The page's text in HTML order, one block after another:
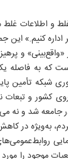
و اطلاعات
اداره کنیم.»
و
که به فاصله
شبکه تأمین
و تبعات ناشی
جامعه شد و نه
به‌ویژه در
موجود را